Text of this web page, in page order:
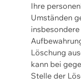
Ihre
Umständen
Löschung
kann bei
Stelle der